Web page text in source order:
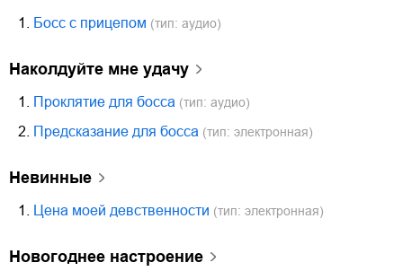
1. Босс с прицепом (тип: аудио)
Наколдуйте мне удачу
1. Проклятие для босса (тип: аудио)
2. Предсказание для босса (тип: электронная)
Невинные
1. Цена моей девственности (тип: электронная)
Новогоднее настроение